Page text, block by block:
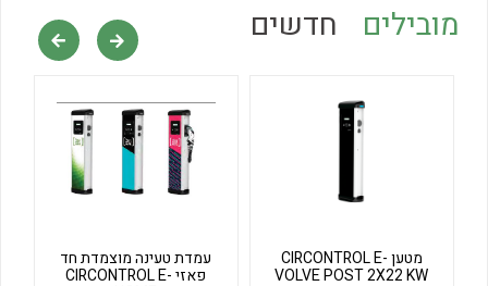
לכל מוצרי היצרן לכל מוצרי היצרן
מובילים חדשים
מטען CIRCONTROL E-
VOLVE POST 2X22 KW
עמדת טעינה מוצמדת חד
פאזי CIRCONTROL E-